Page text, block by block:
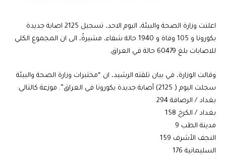
اعلنت وزارة الصحة والبيئة، اليوم الاحد، تسجيل 2125 اصابة جديدة
بكورونا و 105 وفاة و 1940 حالة شفاء، مشيرةً، الى ان المجموع الكلي
للاصابات بلغ 60479 حالة في العراق.
وقالت الوزارة، في بيان تلقته الرشيد، ان “مختبرات وزارة الصحة والبيئة
سجلت اليوم ( 2125) أصابة جديدة بكورونا في العراق”. موزعة كالتالي:
بغداد / الرصافة 294
بغداد / الكرخ 158
مدينة الطب 9
النجف الأشرف 159
السليمانية 176